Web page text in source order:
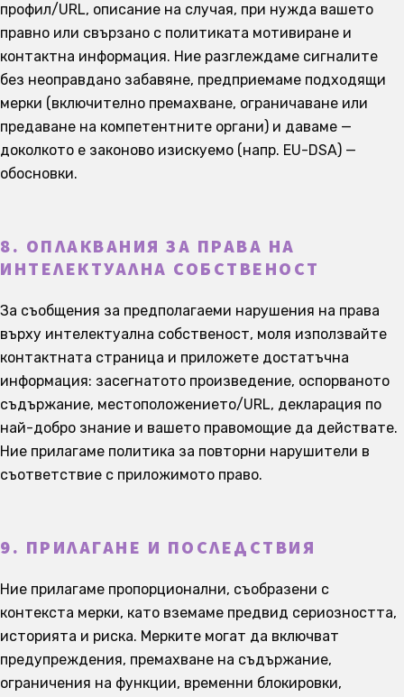
профил/URL, описание на случая, при нужда вашето
правно или свързано с политиката мотивиране и
контактна информация. Ние разглеждаме сигналите
без неоправдано забавяне, предприемаме подходящи
мерки (включително премахване, ограничаване или
предаване на компетентните органи) и даваме —
доколкото е законово изискуемо (напр. EU-DSA) —
обосновки.
8. ОПЛАКВАНИЯ ЗА ПРАВА НА
ИНТЕЛЕКТУАЛНА СОБСТВЕНОСТ
За съобщения за предполагаеми нарушения на права
върху интелектуална собственост, моля използвайте
контактната страница и приложете достатъчна
информация: засегнатото произведение, оспорваното
съдържание, местоположението/URL, декларация по
най-добро знание и вашето правомощие да действате.
Ние прилагаме политика за повторни нарушители в
съответствие с приложимото право.
9. ПРИЛАГАНЕ И ПОСЛЕДСТВИЯ
Ние прилагаме пропорционални, съобразени с
контекста мерки, като вземаме предвид сериозността,
историята и риска. Мерките могат да включват
предупреждения, премахване на съдържание,
ограничения на функции, временни блокировки,